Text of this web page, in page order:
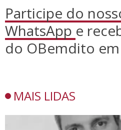
Participe do
WhatsApp e
do OBemdito
MAIS LIDAS